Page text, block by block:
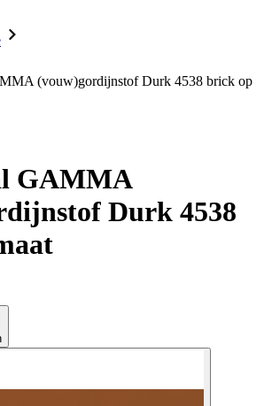
(vouw)gordijnstof Durk 4538 brick op
GAMMA
Durk 4538